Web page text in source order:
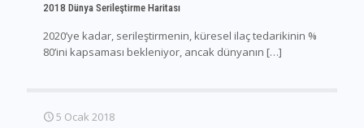
2018 Dünya Serileştirme Haritası
2020’ye kadar, serileştirmenin, küresel ilaç tedarikinin %
80’ini kapsaması bekleniyor, ancak dünyanın […]
5 Ocak 2018